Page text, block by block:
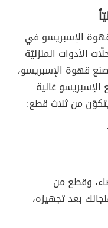
الإسبريسو في
الأدوات المنزليّة
قهوة الإسبريسو،
غالية
من ثلاث قطع:
وقطع من
بعد تجهيزه،